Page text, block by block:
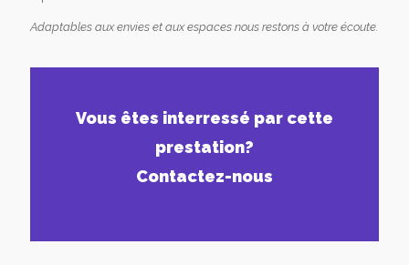
Adaptables aux envies et aux espaces nous restons à votre écoute.
Vous êtes interressé par cette
prestation?
Contactez-nous